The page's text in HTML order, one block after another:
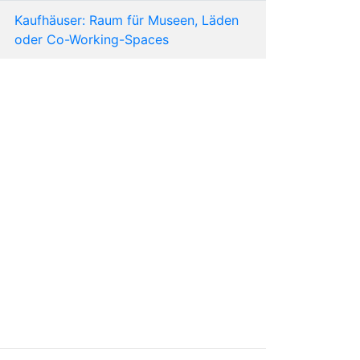
Kaufhäuser: Raum für Museen, Läden
oder Co-Working-Spaces